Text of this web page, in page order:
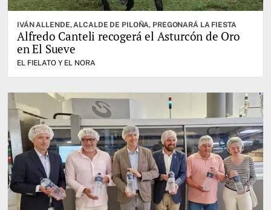
IVÁN ALLENDE, ALCALDE DE PILOÑA, PREGONARÁ LA FIESTA
Alfredo Canteli recogerá el Asturcón de Oro
en El Sueve
EL FIELATO Y EL NORA